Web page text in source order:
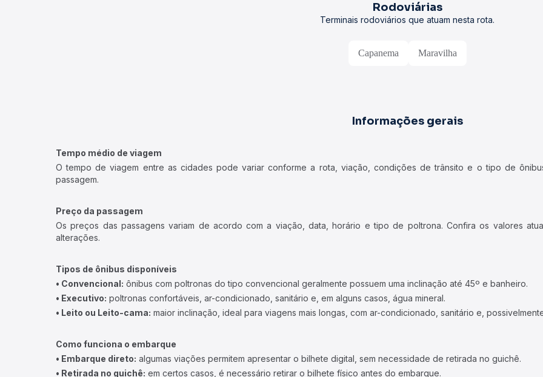
Rodoviárias
Terminais rodoviários que atuam nesta rota.
Capanema Maravilha
Informações gerais
Tempo médio de viagem
O tempo de viagem entre as cidades pode variar conforme a rota, viação, condições de trânsito e o tipo de
passagem.
Preço da passagem
Os preços das passagens variam de acordo com a viação, data, horário e tipo de poltrona. Confira os valores
alterações.
Tipos de ônibus disponíveis
• Convencional: ônibus com poltronas do tipo convencional geralmente possuem uma inclinação até 45º e banheiro.
• Executivo: poltronas confortáveis, ar-condicionado, sanitário e, em alguns casos, água mineral.
• Leito ou Leito-cama: maior inclinação, ideal para viagens mais longas, com ar-condicionado, sanitário e,
Como funciona o embarque
• Embarque direto: algumas viações permitem apresentar o bilhete digital, sem necessidade de retirada no guichê.
• Retirada no guichê: em certos casos, é necessário retirar o bilhete físico antes do embarque.